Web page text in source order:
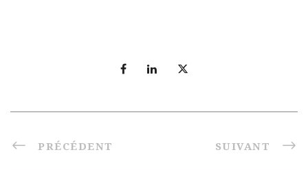
PRÉCÉDENT SUIVANT